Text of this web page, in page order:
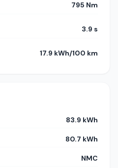
795 Nm
3.9 s
17.9 kWh/100 km
83.9 kWh
80.7 kWh
NMC